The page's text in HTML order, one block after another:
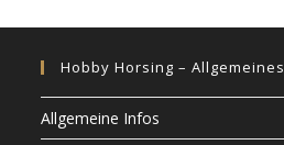
Hobby Horsing – Allgemeines
Allgemeine Infos